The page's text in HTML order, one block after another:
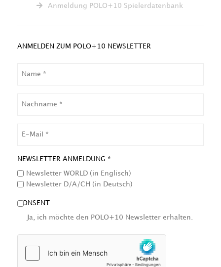
Anmeldung POLO+10 Spielerdatenbank
ANMELDEN ZUM POLO+10 NEWSLETTER
NEWSLETTER ANMELDUNG *
Newsletter WORLD (in Englisch)
Newsletter D/A/CH (in Deutsch)
CONSENT
Ja, ich möchte den POLO+10 Newsletter erhalten.